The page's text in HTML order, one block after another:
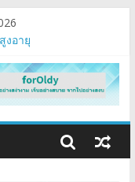
งอายุ
2026
ง